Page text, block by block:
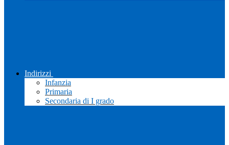
Indirizzi
Infanzia
Primaria
Secondaria di I grado